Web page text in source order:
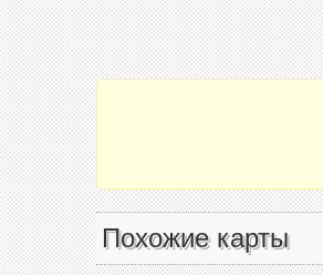
Похожие карты